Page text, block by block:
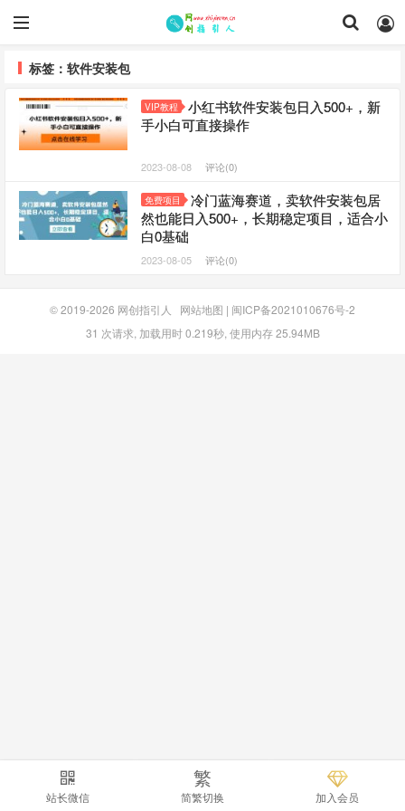
标签：软件安装包
VIP教程
小红书软件安装包日入500+，新
手小白可直接操作
2023-08-08 评论(0)
免费项目
冷门蓝海赛道，卖软件安装包居
然也能日入500+，长期稳定项目，适合小
白0基础
2023-08-05 评论(0)
© 2019-2026 网创指引人 网站地图 | 闽ICP备2021010676号-2
31 次请求, 加载用时 0.219秒, 使用内存 25.94MB
站长微信
繁
简繁切换 加入会员